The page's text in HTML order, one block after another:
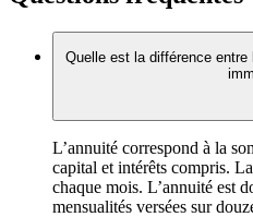
Quelle est la différence entre
L’annuité correspond à la
capital et intérêts compris.
chaque mois. L’annuité est
mensualités versées sur